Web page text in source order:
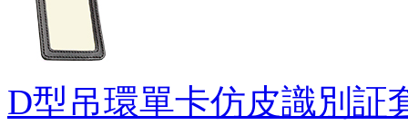
D型吊環單卡仿皮識別証